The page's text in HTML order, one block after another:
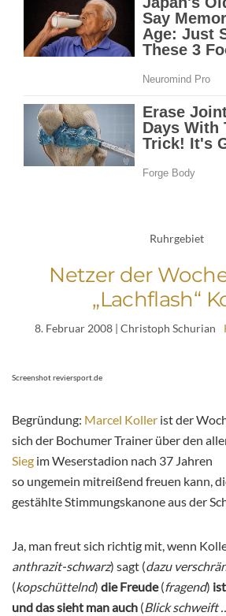
Ruhrgebiet
Netzer der
„Lachflash“
8. Februar 2008| Christoph Schurian
Screenshot reviersport.de
Begründung: Marcel Koller ist der
sich der Bochumer Trainer über den
Sieg im Weserstadion nach 37 Jahren
so ungemein mitreißend freuen kann,
gestählte Stimmungskanone aus der
Ja, man freut sich richtig mit, wenn
anthrazit-schwarz) sagt (dazu
(kopschüttelnd) die Freude(fragend)
und das sieht man auch (Blick schweift